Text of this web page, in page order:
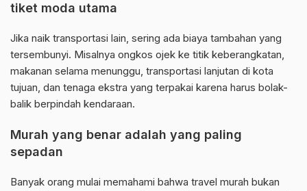
tiket moda utama
Jika naik transportasi lain, sering ada biaya tambahan yang
tersembunyi. Misalnya ongkos ojek ke titik keberangkatan,
makanan selama menunggu, transportasi lanjutan di kota
tujuan, dan tenaga ekstra yang terpakai karena harus bolak-
balik berpindah kendaraan.
Murah yang benar adalah yang paling
sepadan
Banyak orang mulai memahami bahwa travel murah bukan